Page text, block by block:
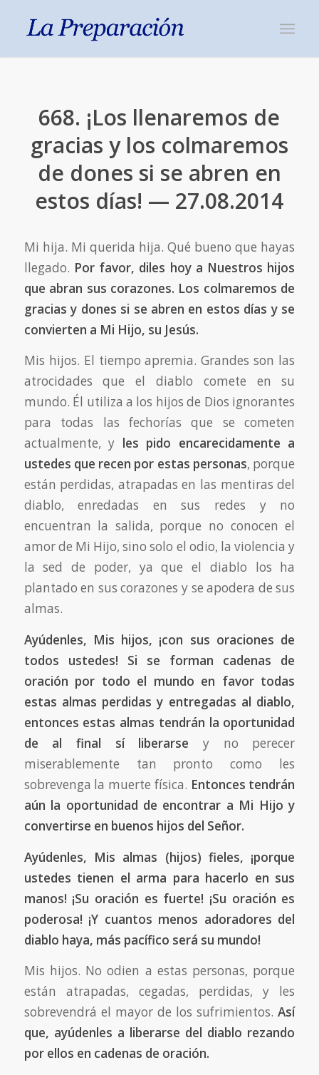
668. ¡Los llenaremos de
gracias y los colmaremos
de dones si se abren en
estos días! — 27.08.2014
Mi hija. Mi querida hija. Qué bueno que hayas
llegado. Por favor, diles hoy a Nuestros hijos
que abran sus corazones. Los colmaremos de
gracias y dones si se abren en estos días y se
convierten a Mi Hijo, su Jesús.
Mis hijos. El tiempo apremia. Grandes son las
atrocidades que el diablo comete en su
mundo. Él utiliza a los hijos de Dios ignorantes
para todas las fechorías que se cometen
actualmente, y les pido encarecidamente a
ustedes que recen por estas personas, porque
están perdidas, atrapadas en las mentiras del
diablo, enredadas en sus redes y no
encuentran la salida, porque no conocen el
amor de Mi Hijo, sino solo el odio, la violencia y
la sed de poder, ya que el diablo los ha
plantado en sus corazones y se apodera de sus
almas.
Ayúdenles, Mis hijos, ¡con sus oraciones de
todos ustedes! Si se forman cadenas de
oración por todo el mundo en favor todas
estas almas perdidas y entregadas al diablo,
entonces estas almas tendrán la oportunidad
de al final sí liberarsey no perecer
miserablemente tan pronto como les
sobrevenga la muerte física. Entonces tendrán
aún la oportunidad de encontrar a Mi Hijo y
convertirse en buenos hijos del Señor.
Ayúdenles, Mis almas (hijos) fieles, ¡porque
ustedes tienen el arma para hacerlo en sus
manos! ¡Su oración es fuerte! ¡Su oración es
poderosa! ¡Y cuantos menos adoradores del
diablo haya, más pacífico será su mundo!
Mis hijos. No odien a estas personas, porque
están atrapadas, cegadas, perdidas, y les
sobrevendrá el mayor de los sufrimientos.Así
que, ayúdenles a liberarse del diablo rezando
por ellos en cadenas de oración.